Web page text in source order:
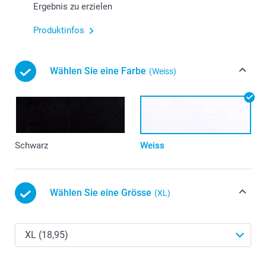
Ergebnis zu erzielen
Produktinfos
Wählen Sie eine Farbe (Weiss)
Schwarz Weiss
Wählen Sie eine Grösse (XL)